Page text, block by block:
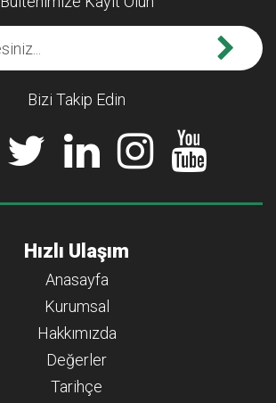
Bizi Takip Edin
Hızlı Ulaşım
Anasayfa
Kurumsal
Hakkımızda
Değerler
Tarihçe